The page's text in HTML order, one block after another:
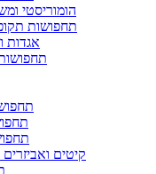
הומוריסטי
תחפושות
אגדות
קיטים